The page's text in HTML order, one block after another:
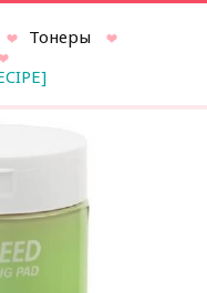
Тонеры